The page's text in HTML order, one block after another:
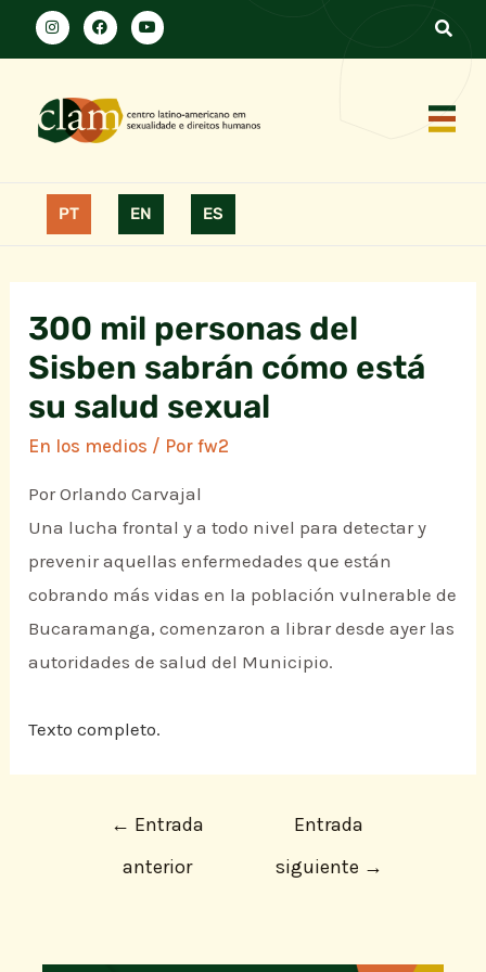
PT EN ES
300 mil personas del
Sisben sabrán cómo está
su salud sexual
En los medios / Porfw2
Por Orlando Carvajal
Una lucha frontal y a todo nivel para detectar y
prevenir aquellas enfermedades que están
cobrando más vidas en la población vulnerable de
Bucaramanga, comenzaron a librar desde ayer las
autoridades de salud del Municipio.
Texto completo.
← Entrada
anterior
Entrada
siguiente →